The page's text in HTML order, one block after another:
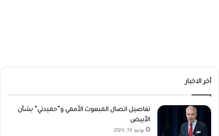
أخر الاخبار
تفاصيل اتصال المبعوث الأممي و”حميدتي” بشأن
الأبيض
يونيو 19, 2026